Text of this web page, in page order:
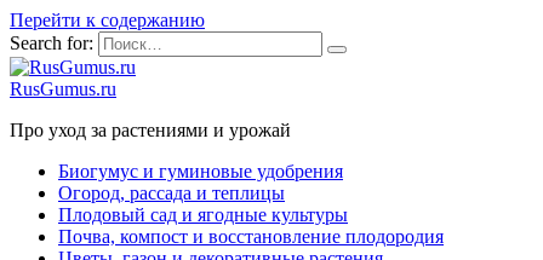
Перейти к содержанию
Search for:
RusGumus.ru
Про уход за растениями и урожай
Биогумус и гуминовые удобрения
Огород, рассада и теплицы
Плодовый сад и ягодные культуры
Почва, компост и восстановление плодородия